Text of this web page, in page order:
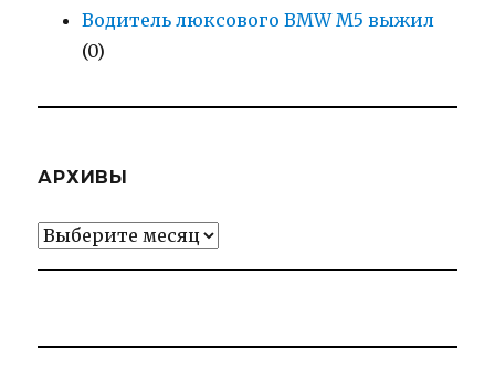
Водитель люксового BMW M5 выжил
(0)
АРХИВЫ
Архивы